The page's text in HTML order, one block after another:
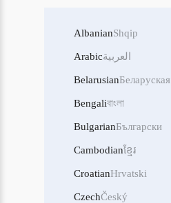
AlbanianShqip
Arabicالعربية
BelarusianБеларуская
Bengaliবাংলা
BulgarianБългарски
Cambodianខ្មែរ
CroatianHrvatski
CzechČeský